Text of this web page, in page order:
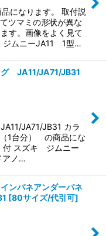
になります。 取付説
マミの形状が異な
す。画像をよく見て
ジムニーJA11 1型…
グ JA11/JA71/JB31
JA71/JB31 カラ
1台分） の商品にな
スズキ ジムニー
アノ…
ンパネアンダーパネ
[80サイズ/代引可]